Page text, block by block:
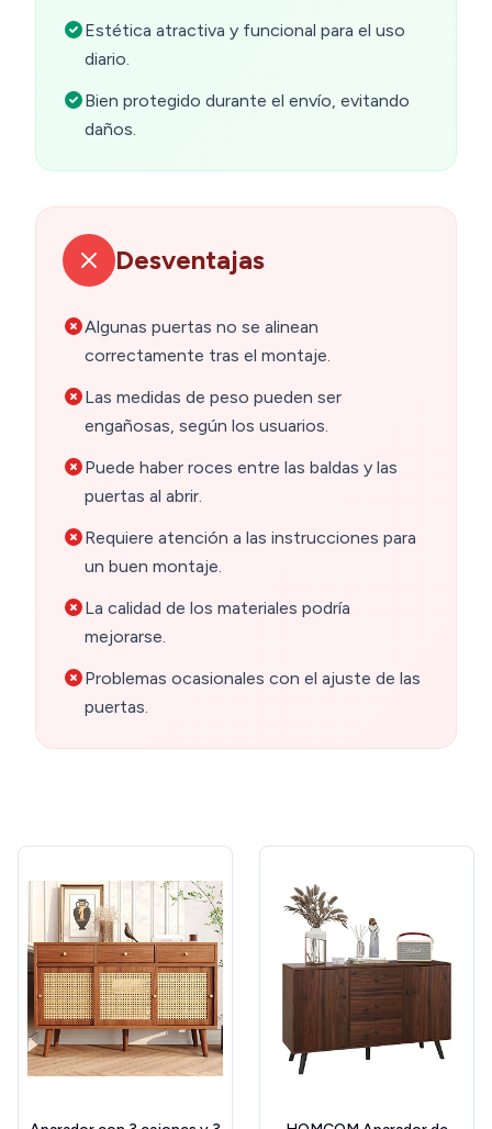
Estética atractiva y funcional para el uso
diario.
Bien protegido durante el envío, evitando
daños.
Desventajas
Algunas puertas no se alinean
correctamente tras el montaje.
Las medidas de peso pueden ser
engañosas, según los usuarios.
Puede haber roces entre las baldas y las
puertas al abrir.
Requiere atención a las instrucciones para
un buen montaje.
La calidad de los materiales podría
mejorarse.
Problemas ocasionales con el ajuste de las
puertas.